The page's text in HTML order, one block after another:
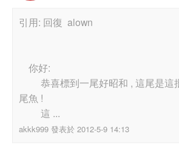
引用: 回復 alown
你好:
恭喜標到一尾好昭和 , 這尾是這
尾魚 !
這 ...
akkk999 發表於 2012-5-9 14:13